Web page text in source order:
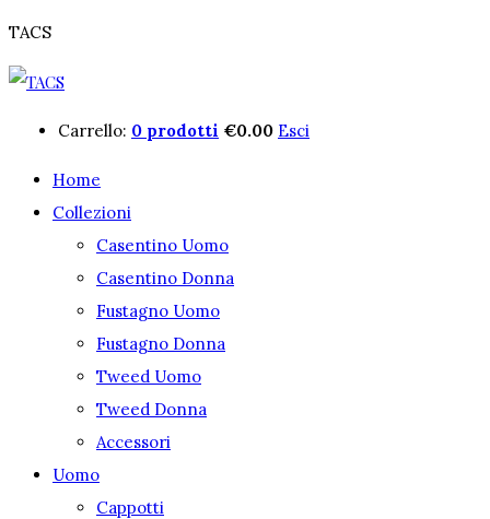
TACS
Carrello: 0 prodotti €0.00 Esci
Home
Collezioni
Casentino Uomo
Casentino Donna
Fustagno Uomo
Fustagno Donna
Tweed Uomo
Tweed Donna
Accessori
Uomo
Cappotti